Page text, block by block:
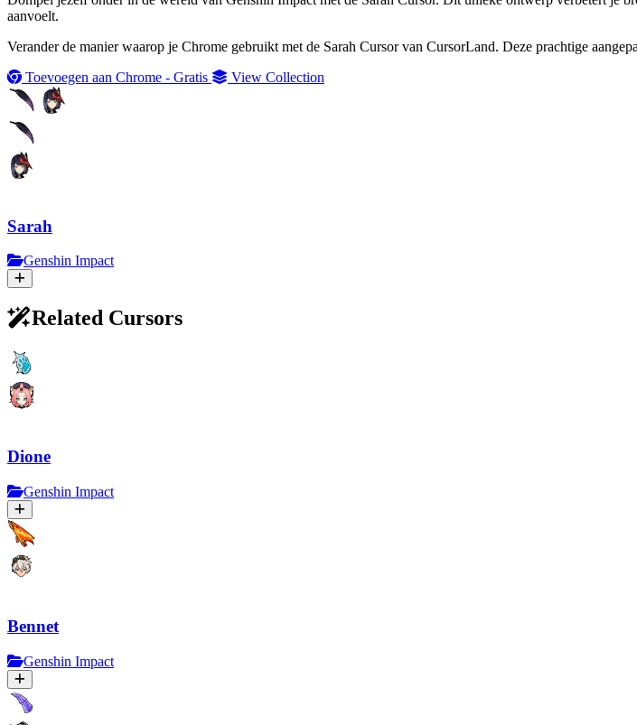
aanvoelt.
Verander de manier waarop je Chrome gebruikt met de Sarah Cursor van CursorLand. Deze prachtige
Toevoegen aan Chrome - Gratis
View Collection
Sarah
Genshin Impact
Related Cursors
Dione
Genshin Impact
Bennet
Genshin Impact